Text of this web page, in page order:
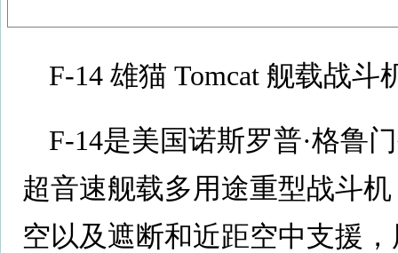
F-14 雄猫 Tomcat 舰载战斗
F-14是美国诺斯罗普·格鲁
超音速舰载多用途重型战斗
空以及遮断和近距空中支援